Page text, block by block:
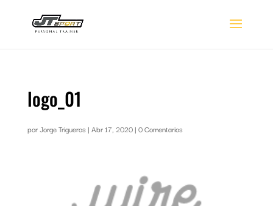
logo_01
porJorge Trigueros | Abr 17, 2020| 0 Comentarios